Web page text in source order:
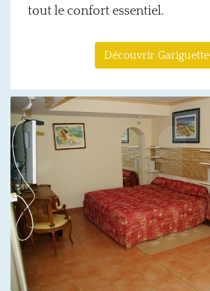
tout le confort essentiel.
Découvrir Gariguette